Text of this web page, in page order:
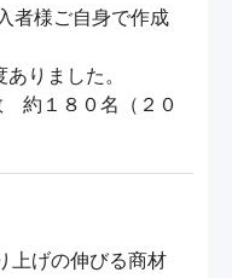
者様ご自身で作成
りました。
約１８０名（２０
上げの伸びる商材